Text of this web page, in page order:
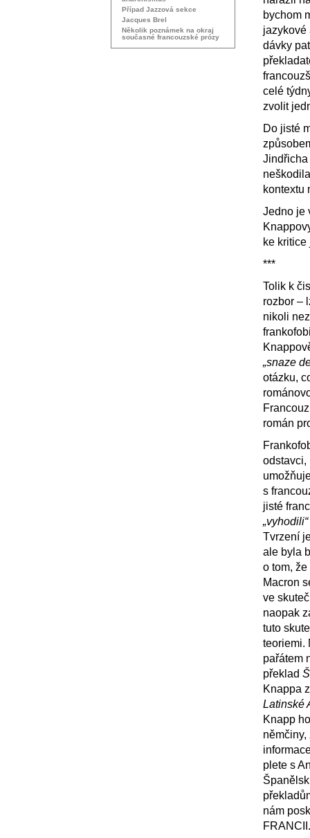
bychom
jazykové
dávky
celé
zvolit
Do jisté
Jindřicha
kontextu
Jedno je
ke kritice
***
Tolik k
rozbor –
nikoli
„snaze
otázku,
román
odstavci,
s
jisté
„vyhodili“
Tvrzení
ale byla
o tom,
Macron
ve
naopak
tuto
teoriemi.
pařátem
překlad
Knappa
Latinské
Knapp
plete s
nám
FRANCII .
Případ Jazzová sekce
Jacques Brel
Několik poznámek na okraj
současné francouzské prózy